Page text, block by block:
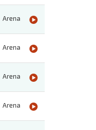
Arena
Arena
Arena
Arena